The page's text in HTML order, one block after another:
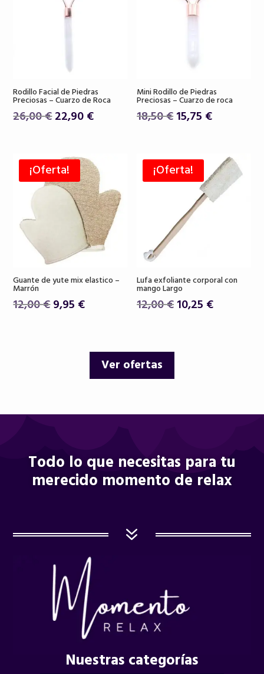
Rodillo Facial de Piedras
Preciosas – Cuarzo de Roca
26,00€El
era:
26,00 €.
22,90€El
es:
22,90 €.
Mini Rodillo de Piedras
Preciosas – Cuarzo de roca
18,50€El
era:
18,50 €.
15,75 €El
es:
15,75 €.
¡Oferta!
Guante de yute mix elastico –
Marrón
12,00€El
9,95 €El
es:
9,95 €.
¡Oferta!
Lufa exfoliante corporal con
mango Largo
12,00€El
10,25 €El
Ver ofertas
Todo lo que necesitas para tu
merecido momento de relax
7
Nuestras categorías